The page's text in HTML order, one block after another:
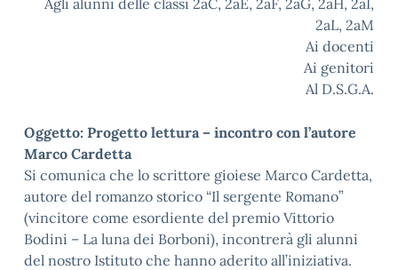
Agli alunni delle classi 2aC, 2aE, 2aF, 2aG, 2aH, 2aI,
2aL, 2aM
Ai docenti
Ai genitori
Al D.S.G.A.
Oggetto: Progetto lettura – incontro con l’autore
Marco Cardetta
Si comunica che lo scrittore gioiese Marco Cardetta,
autore del romanzo storico “Il sergente Romano”
(vincitore come esordiente del premio Vittorio
Bodini – La luna dei Borboni), incontrerà gli alunni
del nostro Istituto che hanno aderito all’iniziativa.